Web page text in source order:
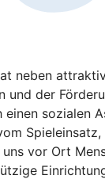
neben
und der
einen sozialen
vor Ort